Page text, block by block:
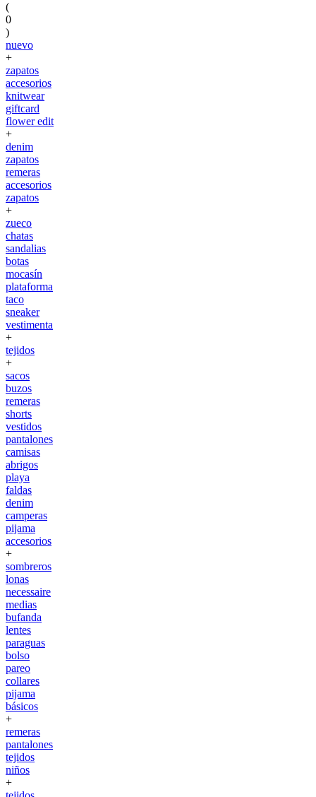
(
0
)
nuevo
+
zapatos
accesorios
knitwear
giftcard
flower edit
+
denim
zapatos
remeras
accesorios
zapatos
+
zueco
chatas
sandalias
botas
mocasín
plataforma
taco
sneaker
vestimenta
+
tejidos
+
sacos
buzos
remeras
shorts
vestidos
pantalones
camisas
abrigos
playa
faldas
denim
camperas
pijama
accesorios
+
sombreros
lonas
necessaire
medias
bufanda
lentes
paraguas
bolso
pareo
collares
pijama
básicos
+
remeras
pantalones
tejidos
niños
+